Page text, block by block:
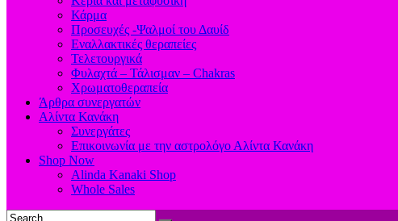
Κάρμα
Προσευχές -Ψαλμοί του Δαυίδ
Εναλλακτικές θεραπείες
Τελετουργικά
Φυλαχτά – Τάλισμαν – Chakras
Χρωματοθεραπεία
Άρθρα συνεργατών
Αλίντα Κανάκη
Συνεργάτες
Επικοινωνία με την αστρολόγο Αλίντα Κανάκη
Shop Now
Alinda Kanaki Shop
Whole Sales